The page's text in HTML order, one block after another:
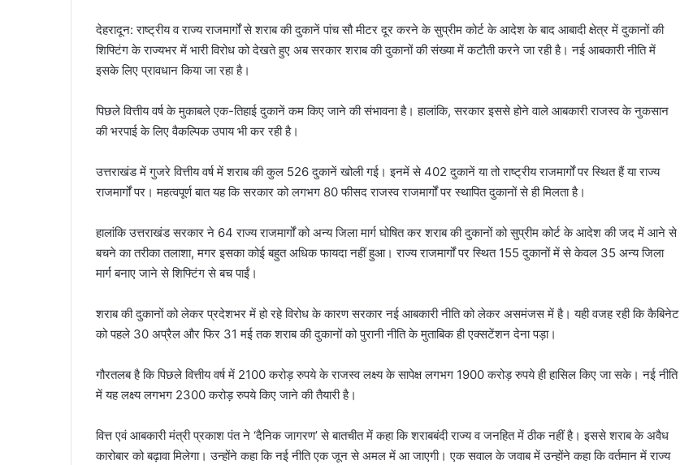
देहरादून: राष्ट्रीय व राज्य राजमार्गों से शराब की दुकानें पांच सौ मीटर दूर करने के सुप्रीम कोर्ट के आदेश के बाद आबादी क्षेत्र में दुकानों की
शिफ्टिंग के राज्यभर में भारी विरोध को देखते हुए अब सरकार शराब की दुकानों की संख्या में कटौती करने जा रही है। नई आबकारी नीति में
इसके लिए प्रावधान किया जा रहा है।
पिछले वित्तीय वर्ष के मुकाबले एक-तिहाई दुकानें कम किए जाने की संभावना है। हालांकि, सरकार इससे होने वाले आबकारी राजस्व के नुकसान
की भरपाई के लिए वैकल्पिक उपाय भी कर रही है।
उत्तराखंड में गुजरे वित्तीय वर्ष में शराब की कुल 526 दुकानें खोली गई। इनमें से 402 दुकानें या तो राष्ट्रीय राजमार्गों पर स्थित हैं या राज्य
राजमार्गों पर। महत्वपूर्ण बात यह कि सरकार को लगभग 80 फीसद राजस्व राजमार्गों पर स्थापित दुकानों से ही मिलता है।
हालांकि उत्तराखंड सरकार ने 64 राज्य राजमार्गों को अन्य जिला मार्ग घोषित कर शराब की दुकानों को सुप्रीम कोर्ट के आदेश की जद में आने से
बचने का तरीका तलाशा, मगर इसका कोई बहुत अधिक फायदा नहीं हुआ। राज्य राजमार्गों पर स्थित 155 दुकानों में से केवल 35 अन्य जिला
मार्ग बनाए जाने से शिफ्टिंग से बच पाईं।
शराब की दुकानों को लेकर प्रदेशभर में हो रहे विरोध के कारण सरकार नई आबकारी नीति को लेकर असमंजस में है। यही वजह रही कि कैबिनेट
को पहले 30 अप्रैल और फिर 31 मई तक शराब की दुकानों को पुरानी नीति के मुताबिक ही एक्सटेंशन देना पड़ा।
गौरतलब है कि पिछले वित्तीय वर्ष में 2100 करोड़ रुपये के राजस्व लक्ष्य के सापेक्ष लगभग 1900 करोड़ रुपये ही हासिल किए जा सके। नई नीति
में यह लक्ष्य लगभग 2300 करोड़ रुपये किए जाने की तैयारी है।
वित्त एवं आबकारी मंत्री प्रकाश पंत ने ‘दैनिक जागरण’ से बातचीत में कहा कि शराबबंदी राज्य व जनहित में ठीक नहीं है। इससे शराब के अवैध
कारोबार को बढ़ावा मिलेगा। उन्होंने कहा कि नई नीति एक जून से अमल में आ जाएगी। एक सवाल के जवाब में उन्होंने कहा कि वर्तमान में राज्य